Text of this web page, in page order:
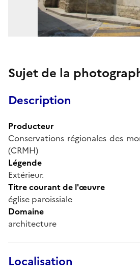
Sujet de la
Description
Producteur
Conservations régionales des
(CRMH)
Légende
Extérieur.
Titre courant de l'œuvre
église paroissiale
Domaine
architecture
Localisation